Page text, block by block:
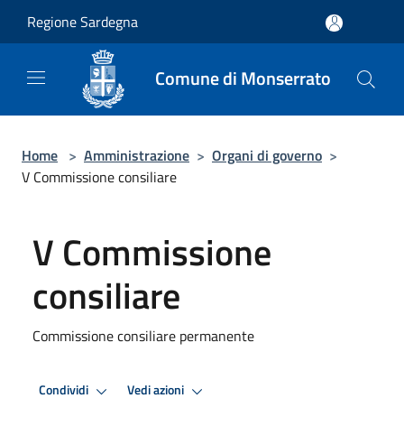
Regione Sardegna
Comune di Monserrato
Home > Amministrazione > Organi di governo >
V Commissione consiliare
V Commissione
consiliare
Commissione consiliare permanente
Condividi Vedi azioni